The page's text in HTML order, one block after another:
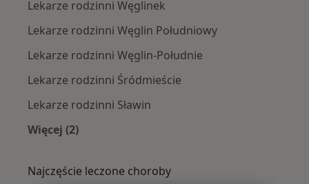
Lekarze rodzinni Węglinek
Lekarze rodzinni Węglin Południowy
Lekarze rodzinni Węglin-Południe
Lekarze rodzinni Śródmieście
Lekarze rodzinni Sławin
Więcej (2)
Najczęście leczone choroby